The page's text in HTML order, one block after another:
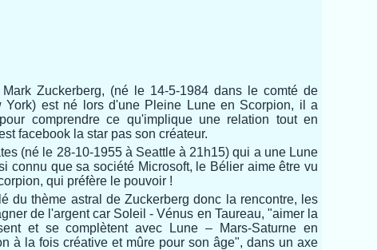
Zuckerberg, (né le 14-5-1984 dans le comté de
York) est né lors d'une Pleine Lune en Scorpion, il a
comprendre ce qu'implique une relation tout en
facebook la star pas son créateur.
(né le 28-10-1955 à Seattle à 21h15) qui a une Lune
connu que sa société Microsoft, le Bélier aime être vu
qui préfère le pouvoir !
du thème astral de Zuckerberg donc la rencontre, les
de l'argent car Soleil - Vénus en Taureau, "aimer la
et se complètent avec Lune – Mars-Saturne en
à la fois créative et mûre pour son âge", dans un axe